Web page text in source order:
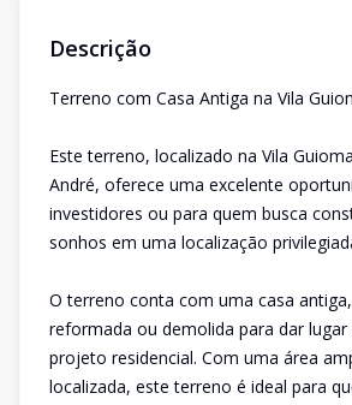
Descrição
Terreno com Casa Antiga na Vila
Este terreno, localizado na Vila
André, oferece uma excelente
investidores ou para quem busca
sonhos em uma localização
O terreno conta com uma casa
reformada ou demolida para dar
projeto residencial. Com uma área
localizada, este terreno é ideal para